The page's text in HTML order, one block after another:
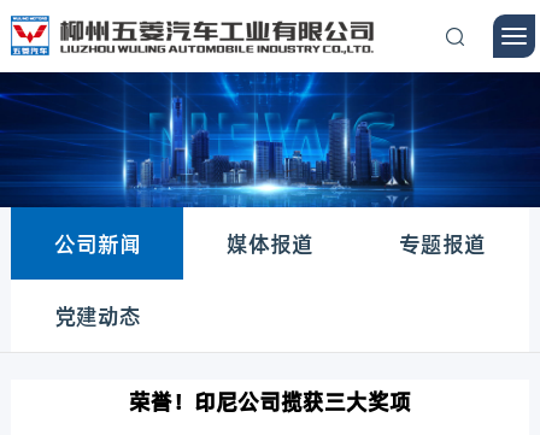
公司新闻 媒体报道 专题报道
党建动态
荣誉！印尼公司揽获三大奖项